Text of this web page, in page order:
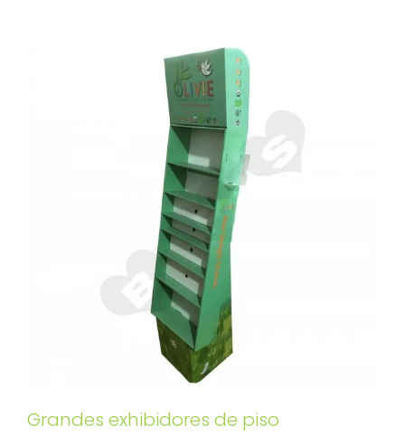
Grandes exhibidores de piso